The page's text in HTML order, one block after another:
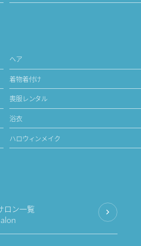
ヘア
着物着付け
喪服レンタル
浴衣
ハロウィンメイク
ロン一覧